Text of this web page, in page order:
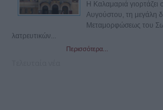
Η Καλαμαριά
Αυγούστου, τη μεγάλη
Μεταμορφώσεως του
λατρευτικών...
Περισσότερα...